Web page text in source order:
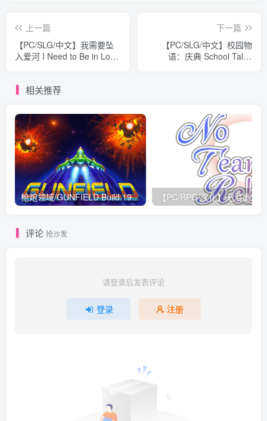
上一篇
【PC/SLG/中文】我需要坠
入爱河 I Need to Be in Love
下一篇
【PC/SLG/中文】校园物
语：庆典 School Tales
相关推荐
枪炮领域/GUNFIELD Build.19515375|动作冒险|容量326M|免安装绿色中文版
评论 抢沙发
请登录后发表评论
登录 注册